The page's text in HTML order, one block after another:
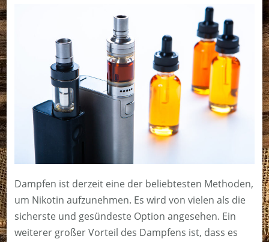
Dampfen ist derzeit eine der beliebtesten Methoden,
um Nikotin aufzunehmen. Es wird von vielen als die
sicherste und gesündeste Option angesehen. Ein
weiterer großer Vorteil des Dampfens ist, dass es